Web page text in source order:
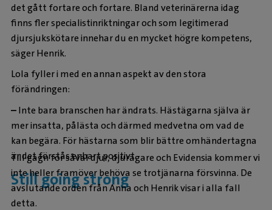
det gått fortare och fortare. Bland veterinärerna idag
finns fler specialistinriktningar och som legitimerad
djursjukskötare innehar du en mycket högre kompetens,
säger Henrik.
Lola fyller i med en annan aspekt av den stora
förändringen:
–Inte bara branschen har ändrats. Hästägarna själva är
mer insatta, pålästa och därmed medvetna om vad de
kan begära. För hästarna som blir bättre omhändertagna
är det förstås enbart positivt.
Still going strong
Till gagn för såväl djur, djurägare och Evidensia kommer vi
inte heller framöver behöva se trotjänarna försvinna. De
avslutande orden från Anna och Henrik visar i alla fall
detta.